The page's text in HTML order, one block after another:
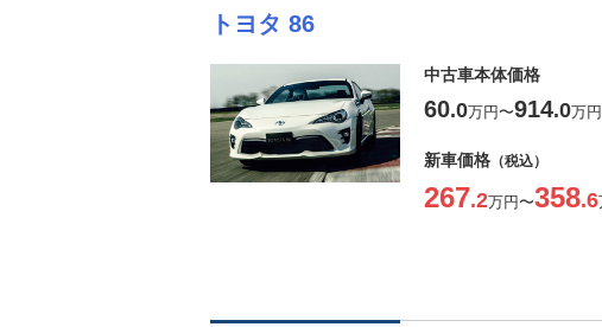
トヨタ 86
中古車本体価格
60.0万円〜914.0万円
新車価格 （税込）
267.2万円〜358.6